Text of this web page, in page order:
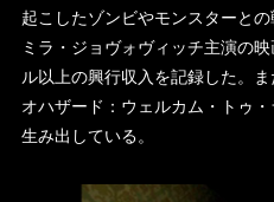
起こしたゾンビやモンスターと
ミラ・ジョヴォヴィッチ主演の
ル以上の興行収入を記録した。
オハザード：ウェルカム・トゥ
生み出している。